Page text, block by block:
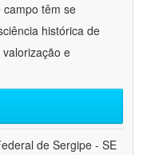
têm se
histórica de
e
de Sergipe - SE